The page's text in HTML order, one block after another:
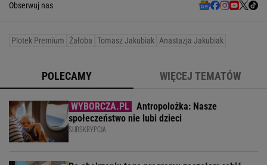
Obserwuj nas
Plotek Premium Żałoba Tomasz Jakubiak Anastazja Jakubiak
POLECAMY WIĘCEJ TEMATÓW
Antropolożka: Nasze
społeczeństwo nie lubi dzieci
SUBSKRYPCJA